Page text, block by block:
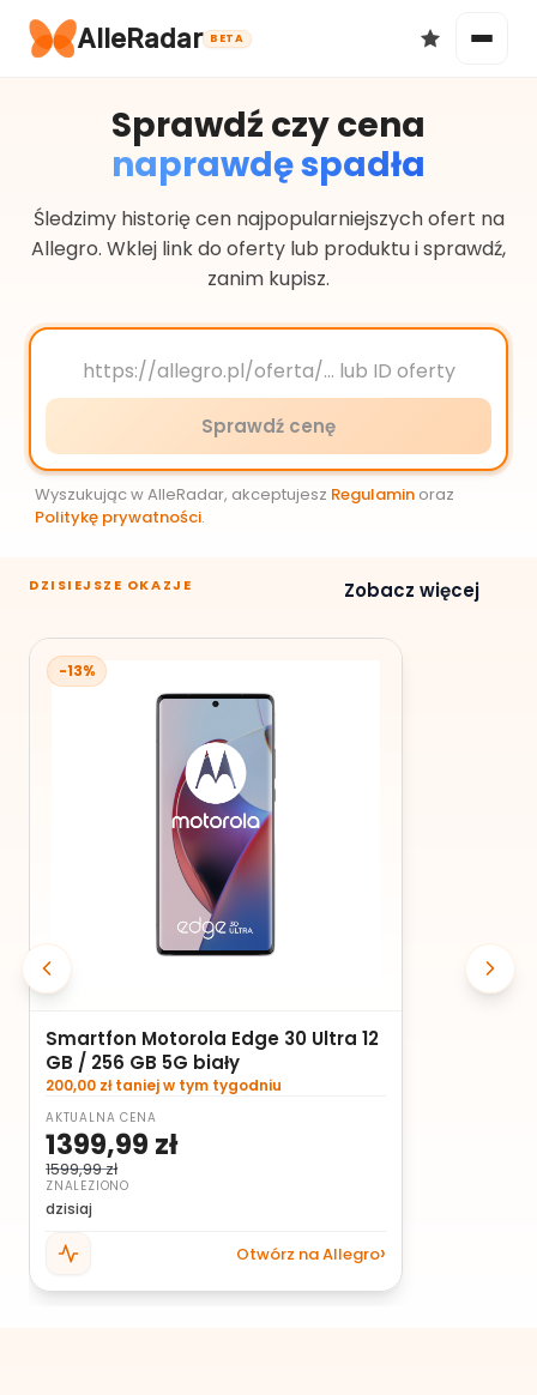
AlleRadar BETA
Okazje
Ulubione
Sprawdź czy cena
naprawdę spadła
Śledzimy historię cen najpopularniejszych ofert na
Allegro. Wklej link do oferty lub produktu i sprawdź,
zanim kupisz.
Sprawdź cenę
Wyszukując w AlleRadar, akceptujesz Regulamin oraz
Politykę prywatności.
DZISIEJSZE OKAZJE Zobacz więcej
-13%
Smartfon Motorola Edge 30 Ultra 12
GB / 256 GB 5G biały
200,00 zł taniej w tym tygodniu
AKTUALNA CENA
1399,99 zł
1599,99 zł
ZNALEZIONO
dzisiaj
Otwórz na Allegro